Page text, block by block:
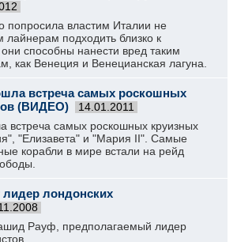
властим Италии не
лайнерам подходить близко к
способны нанести вред таким
как Венеция и Венецианская лагуна.
встреча самых роскошных
(ВИДЕО)
14.01.2011
встреча самых роскошных круизных
"Елизавета" и "Мария II". Самые
корабли в мире встали на рейд
лидер лондонских
Рауф, предполагаемый лидер